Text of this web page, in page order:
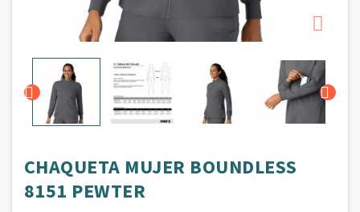

 
CHAQUETA MUJER BOUNDLESS
8151 PEWTER